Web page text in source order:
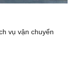
vụ vận chuyển